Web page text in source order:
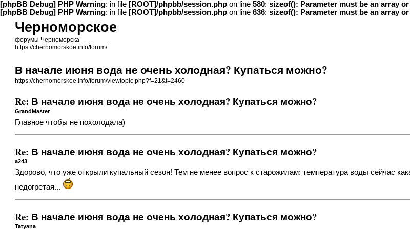
[phpBB Debug] PHP Warning: in file [ROOT]/phpbb/session.php on line 580: sizeof(): Parameter must be an array
[phpBB Debug] PHP Warning: in file [ROOT]/phpbb/session.php on line 636: sizeof(): Parameter must be an array
Черноморское
форумы Черноморска
https://chernomorskoe.info/forum/
В начале июня вода не очень холодная? Купаться можно?
https://chernomorskoe.info/forum/viewtopic.php?f=21&t=2460
Re: В начале июня вода не очень холодная? Купаться можно?
GrandMaster
Главное чтобы не похолодала)
Re: В начале июня вода не очень холодная? Купаться можно?
a243
Здорово, что уже открыли купальный сезон! Тем не менее вопрос к старожилам: температура воды сейчас
недогретая...
Re: В начале июня вода не очень холодная? Купаться можно?
Tatyana